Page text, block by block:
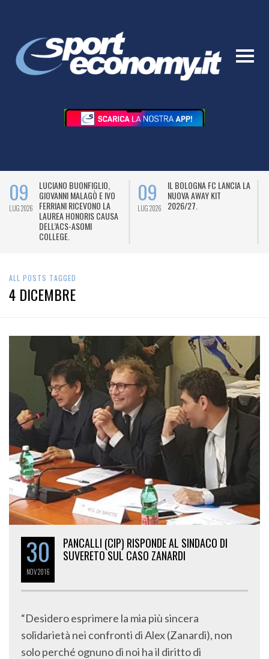
09
LUG 2026
LUCIANO BUONFIGLIO,
GIOVANNI MALAGÒ E IVO
FERRIANI RICEVONO LA
LAUREA HONORIS CAUSA
DELL’ACS-ASOMI
COLLEGE.
09
LUG 2026
IL BOLOGNA FC LANCIA LA
NUOVA AWAY KIT
2026/27.
ALL POSTS TAGGED
4 DICEMBRE
30
NOV2016
PANCALLI (CIP) RISPONDE AL SINDACO DI
SUVERETO SUL CASO ZANARDI
“Desidero esprimere la mia più sincera
solidarietà nei confronti di Alex (Zanardi), non
solo perché ognuno di noi ha il diritto di